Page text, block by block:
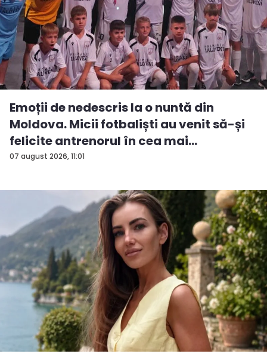
07 august 2026, 11:01
Emoții de nedescris la o nuntă din
Moldova. Micii fotbaliști au venit să-și
felicite antrenorul în cea mai
importan...